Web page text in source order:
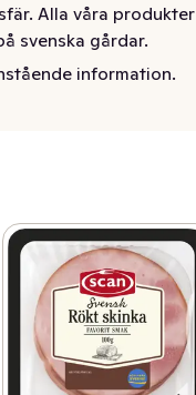
Alla våra produkter
svenska gårdar.
på frukostbordet
Alla våra produkter
information.